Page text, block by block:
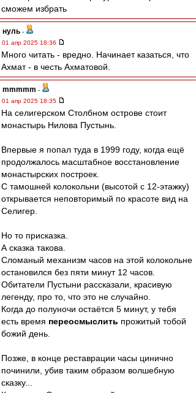
сможем избрать
нуль -
01 апр 2025 18:36
Много читать - вредно. Начинает казаться, что
Ахмат - в честь Ахматовой.
mmmmm -
01 апр 2025 18:35
На селигерском Столбном острове стоит
монастырь Нилова Пустынь.
Впервые я попал туда в 1999 году, когда ещё
продолжалось масштабное восстановление
монастырских построек.
С тамошней колокольни (высотой с 12-этажку)
открывается неповторимый по красоте вид на
Селигер.
Но то присказка.
А сказка такова.
Сломаный механизм часов на этой колокольне
остановился без пяти минут 12 часов.
Обитатели Пустыни рассказали, красивую
легенду, про то, что это не случайно.
Когда до полуночи остаётся 5 минут, у тебя
есть время переосмыслить прожитый тобой
божий день.
Позже, в конце реставрации часы цинично
починили, убив таким образом волшебную
сказку...